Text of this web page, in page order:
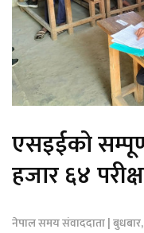
एसइईको
हजार ६४
नेपाल समय संवाददाता |